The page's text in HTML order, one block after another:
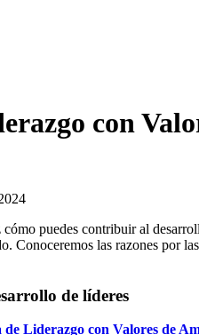
con
cómo puedes contribuir al
Conoceremos las razones por
de líderes
de Liderazgo con Valores de